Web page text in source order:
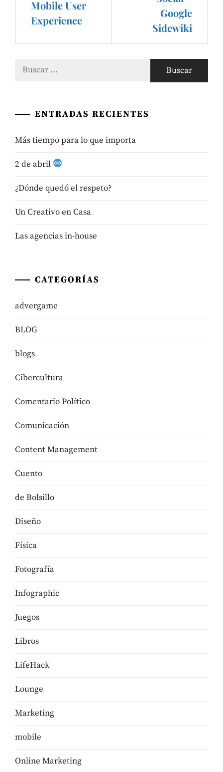
Mobile User
Experience
Google
Sidewiki
Buscar:
ENTRADAS RECIENTES
Más tiempo para lo que importa
2 de abril
¿Dónde quedó el respeto?
Un Creativo en Casa
Las agencias in-house
CATEGORÍAS
advergame
BLOG
blogs
Cibercultura
Comentario Político
Comunicación
Content Management
Cuento
de Bolsillo
Diseño
Física
Fotografía
Infographic
Juegos
Libros
LifeHack
Lounge
Marketing
mobile
Online Marketing